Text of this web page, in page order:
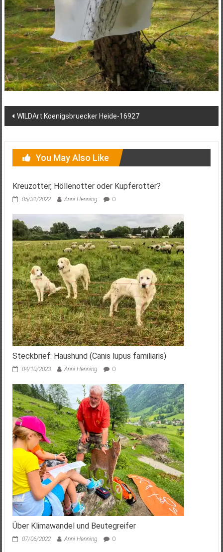
Post
WILDArt Koenigsbruecker Heide-16927
You May Also Like
Kreuzotter, Höllenotter oder Kupferotter?
05/31/2022 Anni Henning 0
Steckbrief: Haushund (Canis lupus familiaris)
04/10/2023 Anni Henning 0
Über Klimawandel und Beutegreifer
07/06/2022 Anni Henning 0